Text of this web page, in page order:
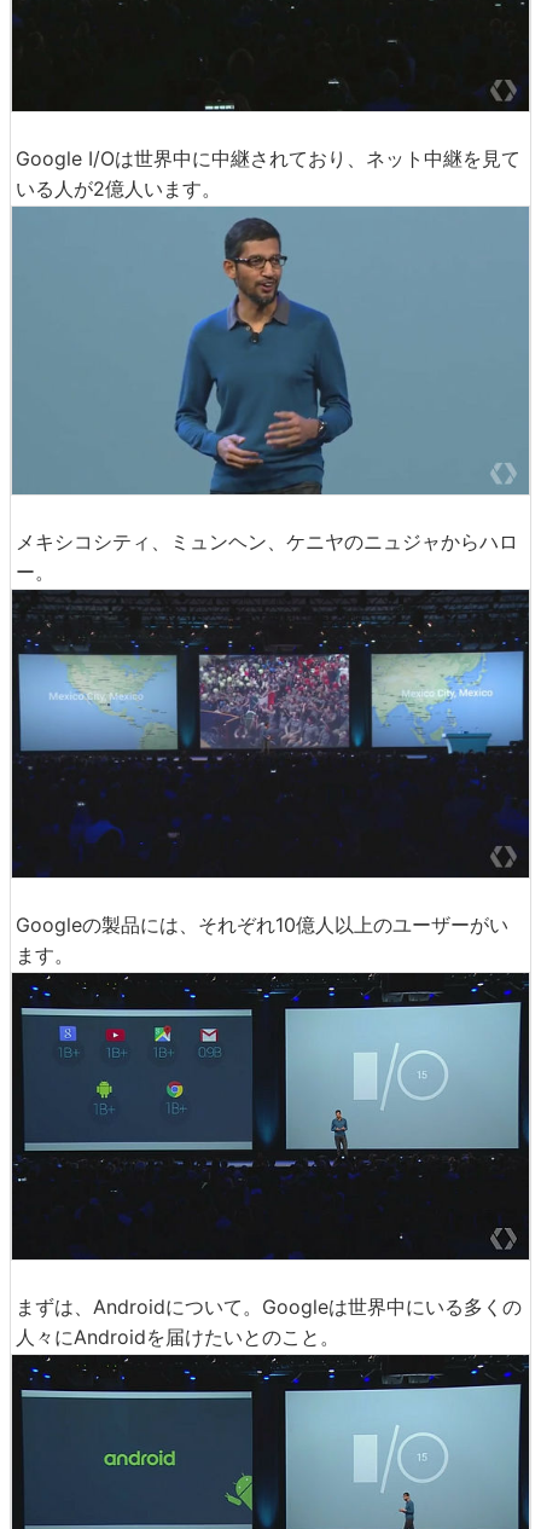
Google I/Oは世界中に中継されており、ネット中継を見て
いる人が2億人います。
メキシコシティ、ミュンヘン、ケニヤのニュジャからハロ
ー。
Googleの製品には、それぞれ10億人以上のユーザーがい
ます。
まずは、Androidについて。Googleは世界中にいる多くの
人々にAndroidを届けたいとのこと。